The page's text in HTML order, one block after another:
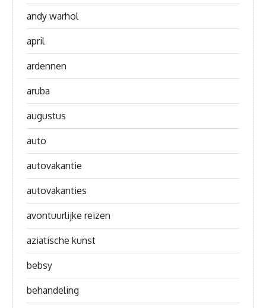
andy warhol
april
ardennen
aruba
augustus
auto
autovakantie
autovakanties
avontuurlijke reizen
aziatische kunst
bebsy
behandeling